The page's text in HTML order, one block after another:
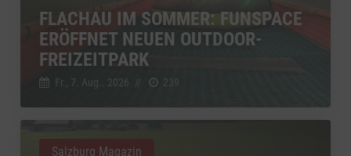
FLACHAU IM SOMMER: FUNSPACE
ERÖFFNET NEUEN OUTDOOR-
FREIZEITPARK
Fr., 7. Aug.. 2026 // 239
Salzburg Magazin